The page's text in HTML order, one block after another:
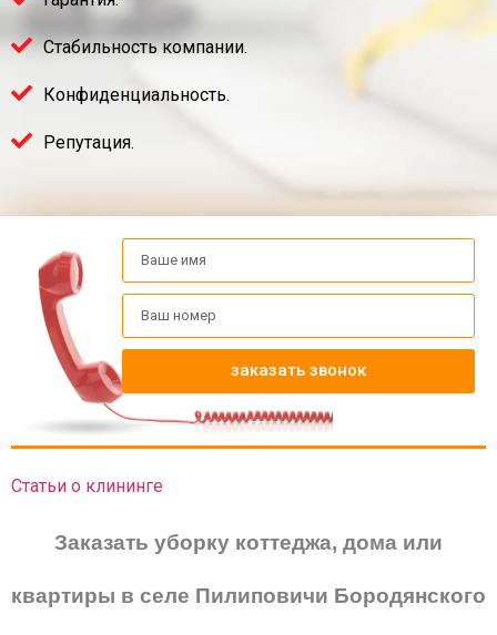
Стабильность компании.
Конфиденциальность.
Репутация.
заказать звонок
Статьи о клининге
Заказать уборку коттеджа, дома или
квартиры в селе Пилиповичи Бородянского